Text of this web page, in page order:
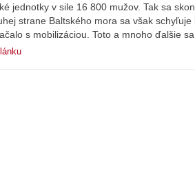
jednotky v sile 16 800 mužov. Tak sa
strane Baltského mora sa však
s mobilizáciou. Toto a mnoho ďalšie